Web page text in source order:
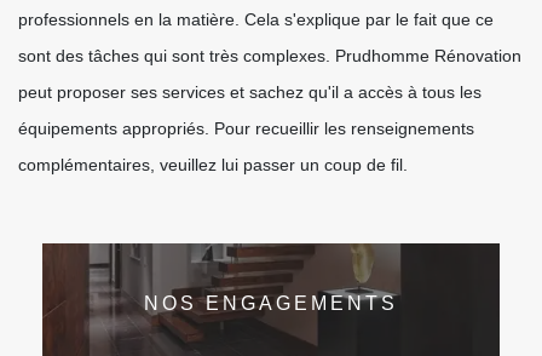
professionnels en la matière. Cela s'explique par le fait que ce
sont des tâches qui sont très complexes. Prudhomme Rénovation
peut proposer ses services et sachez qu'il a accès à tous les
équipements appropriés. Pour recueillir les renseignements
complémentaires, veuillez lui passer un coup de fil.
NOS ENGAGEMENTS